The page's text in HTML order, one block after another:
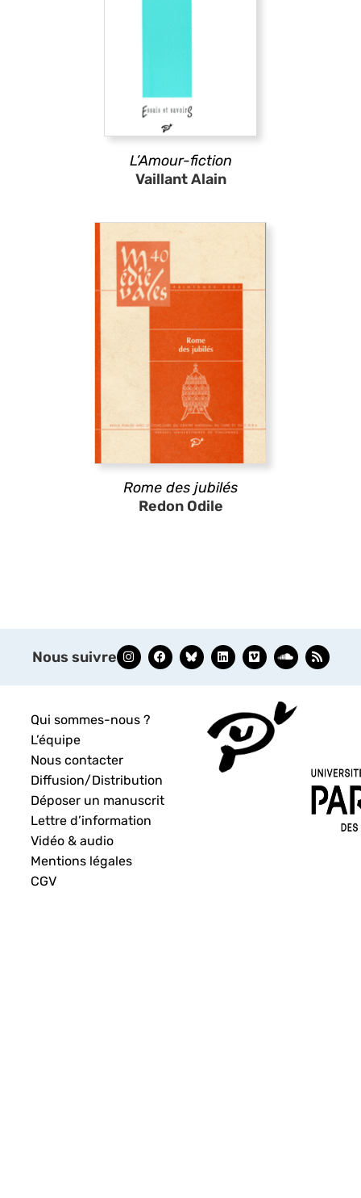
L’Amour-fiction
Vaillant Alain
Rome des jubilés
Redon Odile
Nous suivre
Qui sommes-nous ?
L’équipe
Nous contacter
Diffusion/Distribution
Déposer un manuscrit
Lettre d’information
Vidéo & audio
Mentions légales
CGV